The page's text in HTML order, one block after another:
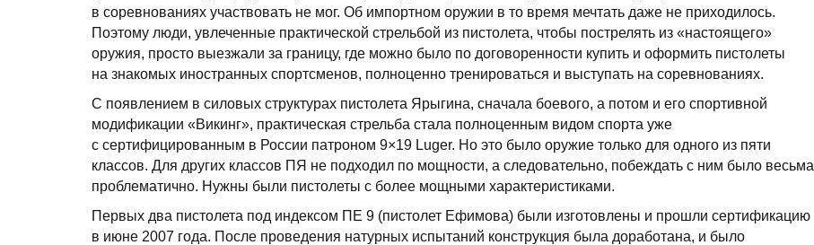
в соревнованиях участвовать не мог. Об импортном оружии в то время мечтать даже не приходилось.
Поэтому люди, увлеченные практической стрельбой из пистолета, чтобы пострелять из «настоящего»
оружия, просто выезжали за границу, где можно было по договоренности купить и оформить пистолеты
на знакомых иностранных спортсменов, полноценно тренироваться и выступать на соревнованиях.
С появлением в силовых структурах пистолета Ярыгина, сначала боевого, а потом и его спортивной
модификации «Викинг», практическая стрельба стала полноценным видом спорта уже
с сертифицированным в России патроном 9×19 Luger. Но это было оружие только для одного из пяти
классов. Для других классов ПЯ не подходил по мощности, а следовательно, побеждать с ним было весьма
проблематично. Нужны были пистолеты с более мощными характеристиками.
Первых два пистолета под индексом ПЕ 9 (пистолет Ефимова) были изготовлены и прошли сертификацию
в июне 2007 года. После проведения натурных испытаний конструкция была доработана, и было